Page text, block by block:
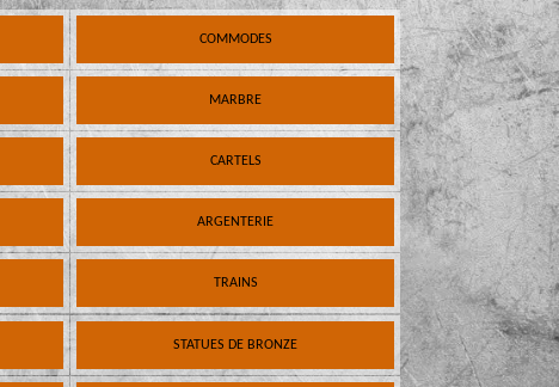
COMMODES
MARBRE
CARTELS
ARGENTERIE
TRAINS
STATUES DE BRONZE